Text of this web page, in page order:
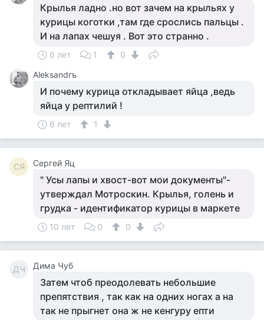
Крылья ладно .но вот зачем на крыльях у
курицы коготки ,там где срослись пальцы .
И на лапах чешуя . Вот это странно .
6 лет 1
0
Aleksandrъ
И почему курица откладывает яйца ,ведь
яйца у рептилий !
6 лет 1
СЯ Сергей Яц
" Усы лапы и хвост-вот мои документы"-
утверждал Мотроскин. Крылья, голень и
грудка - идентификатор курицы в маркете
10 лет 0 0
ДЧ Дима Чуб
Затем чтоб преодолевать небольшие
препятствия , так как на одних ногах а на
так не прыгнет она ж не кенгуру епти